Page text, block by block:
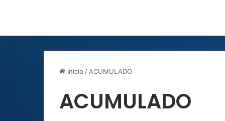
Inicio / ACUMULADO
ACUMULADO